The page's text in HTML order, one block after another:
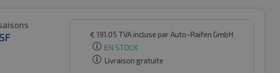
€ 191.05 TVA incluse par Auto-Raifen GmbH
EN STOCK
Livraison gratuite